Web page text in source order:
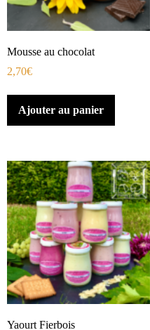
Mousse au chocolat
2,70€
Ajouter au panier
Yaourt Fierbois